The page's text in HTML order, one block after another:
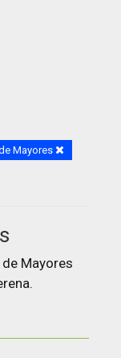
Mayores
Mayores